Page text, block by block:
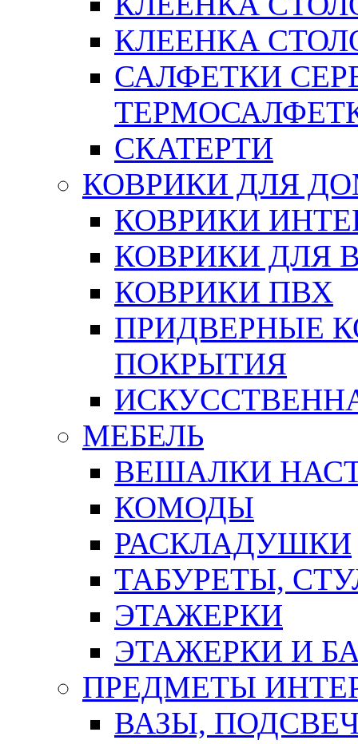
КЛЕЕНКА
САЛФЕТКИ
СКАТЕРТИ
КОВРИКИ ДЛЯ
КОВРИКИ
КОВРИКИ ДЛЯ
КОВРИКИ ПВХ
ПРИДВЕРНЫЕ
ПОКРЫТИЯ
МЕБЕЛЬ
ВЕШАЛКИ
КОМОДЫ
РАСКЛАДУШКИ
ТАБУРЕТЫ,
ЭТАЖЕРКИ
ЭТАЖЕРКИ И
ПРЕДМЕТЫ
ВАЗЫ,